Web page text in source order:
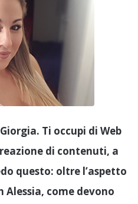
Ti occupi di Web
di contenuti, a
questo: oltre l’aspetto
Alessia, come devono